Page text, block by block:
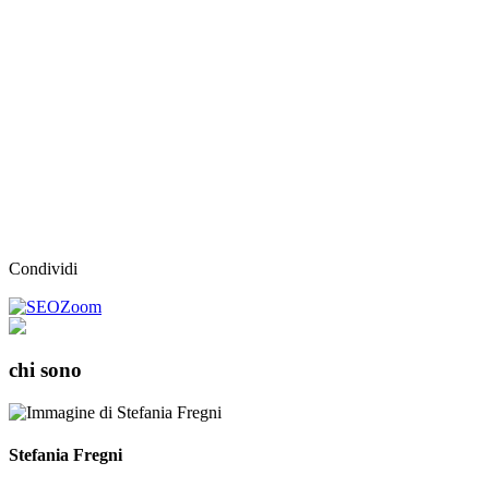
Condividi
chi sono
Stefania Fregni